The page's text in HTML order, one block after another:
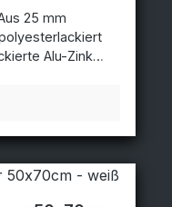
25 mm
Alu-Zink
silber -